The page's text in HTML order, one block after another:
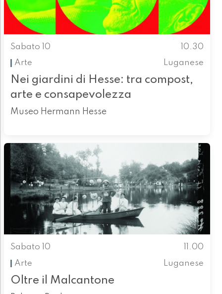
Sabato 10
10.30
Arte
Luganese
Nei giardini di Hesse: tra compost,
arte e consapevolezza
Museo Hermann Hesse
Sabato 10
11.00
Arte
Luganese
Oltre il Malcantone